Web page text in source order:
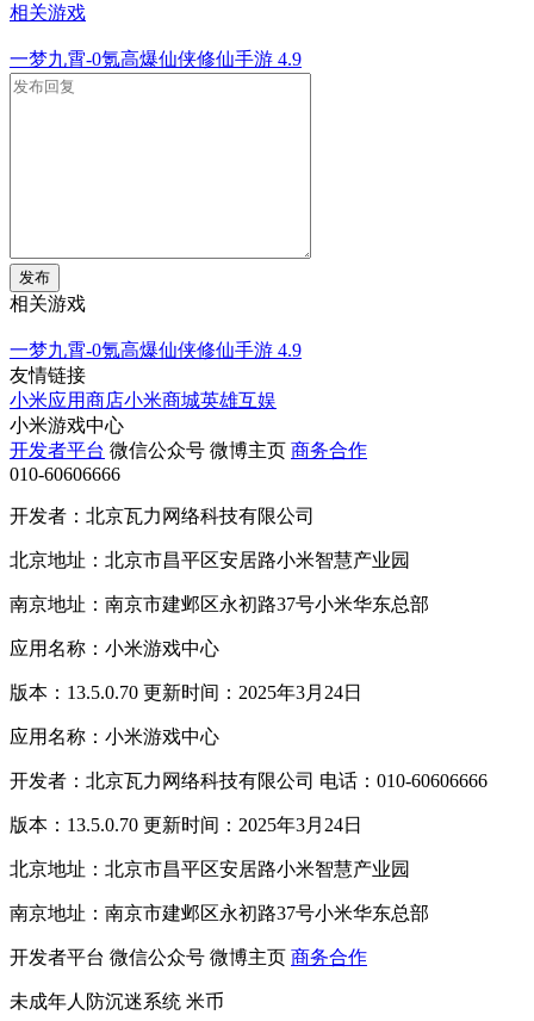
相关游戏
一梦九霄-0氪高爆仙侠修仙手游 4.9
发布
相关游戏
一梦九霄-0氪高爆仙侠修仙手游 4.9
友情链接
小米应用商店小米商城英雄互娱
小米游戏中心
开发者平台 微信公众号 微博主页 商务合作
010-60606666
开发者：北京瓦力网络科技有限公司
北京地址：北京市昌平区安居路小米智慧产业园
南京地址：南京市建邺区永初路37号小米华东总部
应用名称：小米游戏中心
版本：13.5.0.70 更新时间：2025年3月24日
应用名称：小米游戏中心
开发者：北京瓦力网络科技有限公司 电话：010-60606666
版本：13.5.0.70 更新时间：2025年3月24日
北京地址：北京市昌平区安居路小米智慧产业园
南京地址：南京市建邺区永初路37号小米华东总部
开发者平台 微信公众号 微博主页 商务合作
未成年人防沉迷系统 米币